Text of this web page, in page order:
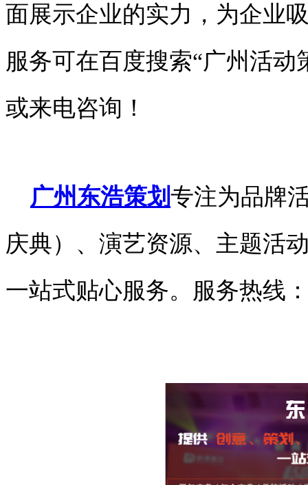
面展示企业的实力，为企业
服务可在百度搜索“广州活
或来电咨询！
广州东浩策划专注为品牌
庆典）、演艺资源、主题活
一站式贴心服务。服务热线